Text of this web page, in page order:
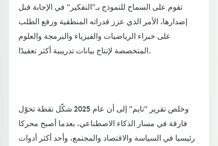
تقوم على السماح للنموذج بـ"التفكير" في الإجابة قبل
إصدارها، الأمر الذي عزز قدراته المنطقية ورفع الطلب
على خبراء الرياضيات والفيزياء والبرمجة والعلوم
المتخصصة لإنتاج بيانات تدريبية أكثر تعقيدًا.
وخلص تقرير "تايم" إلى أن عام 2025 شكّل نقطة تحوّل
فارقة في مسار الذكاء الاصطناعي، بعدما أصبح محركا
رئيسيا في السياسة والاقتصاد والمجتمع، وأحد أكثر أدوات